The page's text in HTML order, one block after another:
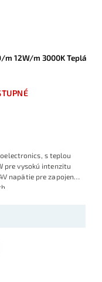
m 12W/m 3000K Teplá
s teplou
pre vysokú intenzitu
napätie pre zapojenie